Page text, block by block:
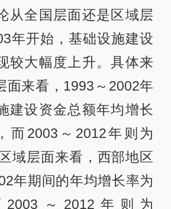
从全国层面还是区域层
年开始，基础设施建设
较大幅度上升。具体来
面来看，1993～2002年
建设资金总额年均增长
而2003～2012年则为
域层面来看，西部地区
年期间的年均增长率为
2003～2012年则为